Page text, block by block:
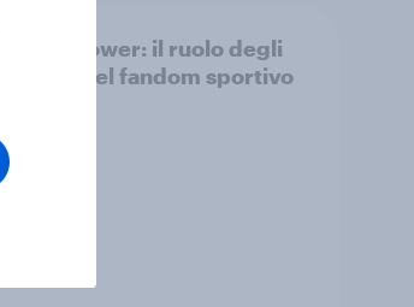
Star Power: il ruolo degli
atleti nel fandom sportivo